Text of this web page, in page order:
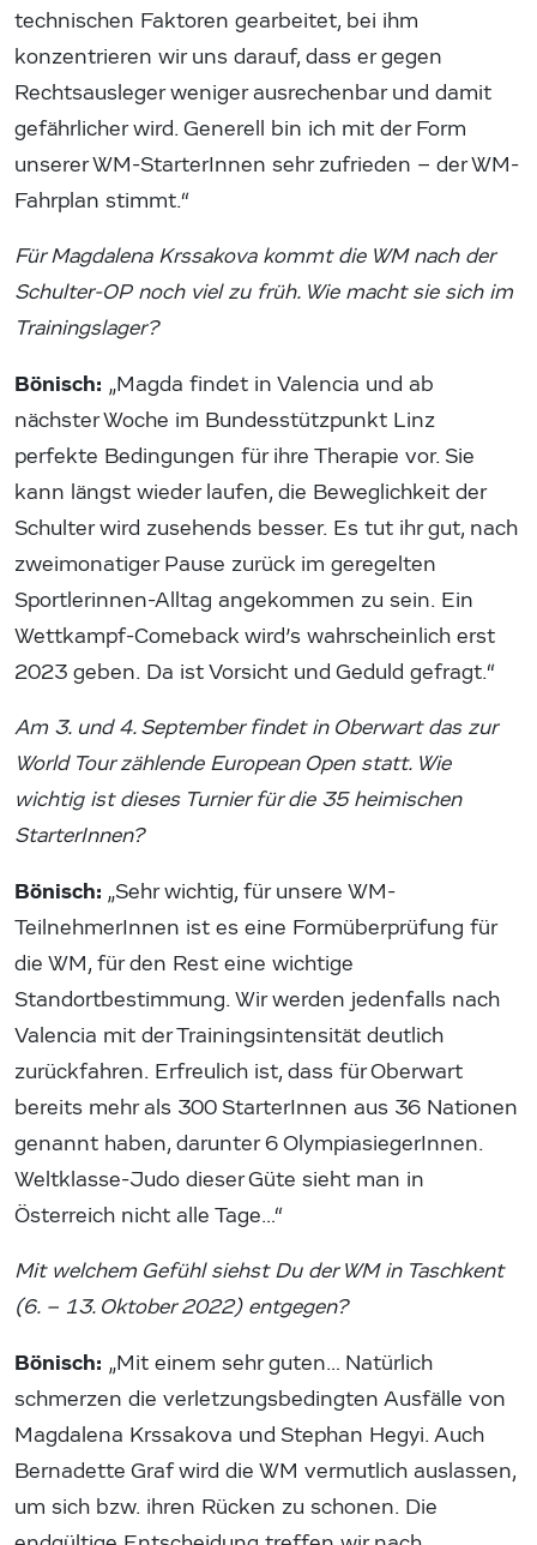
technischen Faktoren gearbeitet, bei ihm
konzentrieren wir uns darauf, dass er gegen
Rechtsausleger weniger ausrechenbar und damit
gefährlicher wird. Generell bin ich mit der Form
unserer WM-StarterInnen sehr zufrieden – der WM-
Fahrplan stimmt.“
Für Magdalena Krssakova kommt die WM nach der
Schulter-OP noch viel zu früh. Wie macht sie sich im
Trainingslager?
Bönisch: „Magda findet in Valencia und ab
nächster Woche im Bundesstützpunkt Linz
perfekte Bedingungen für ihre Therapie vor. Sie
kann längst wieder laufen, die Beweglichkeit der
Schulter wird zusehends besser. Es tut ihr gut, nach
zweimonatiger Pause zurück im geregelten
Sportlerinnen-Alltag angekommen zu sein. Ein
Wettkampf-Comeback wird’s wahrscheinlich erst
2023 geben. Da ist Vorsicht und Geduld gefragt.“
Am 3. und 4. September findet in Oberwart das zur
World Tour zählende European Open statt. Wie
wichtig ist dieses Turnier für die 35 heimischen
StarterInnen?
Bönisch: „Sehr wichtig, für unsere WM-
TeilnehmerInnen ist es eine Formüberprüfung für
die WM, für den Rest eine wichtige
Standortbestimmung. Wir werden jedenfalls nach
Valencia mit der Trainingsintensität deutlich
zurückfahren. Erfreulich ist, dass für Oberwart
bereits mehr als 300 StarterInnen aus 36 Nationen
genannt haben, darunter 6 OlympiasiegerInnen.
Weltklasse-Judo dieser Güte sieht man in
Österreich nicht alle Tage…“
Mit welchem Gefühl siehst Du der WM in Taschkent
(6. – 13. Oktober 2022) entgegen?
Bönisch: „Mit einem sehr guten… Natürlich
schmerzen die verletzungsbedingten Ausfälle von
Magdalena Krssakova und Stephan Hegyi. Auch
Bernadette Graf wird die WM vermutlich auslassen,
um sich bzw. ihren Rücken zu schonen. Die